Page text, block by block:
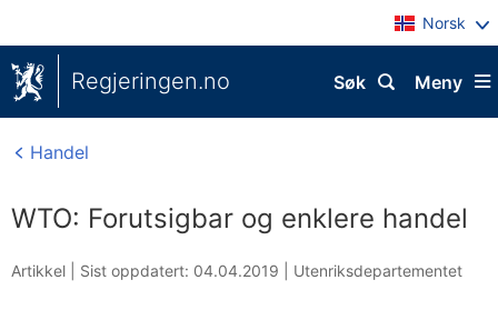
Norsk
Regjeringen.no Meny
Søk
Handel
WTO: Forutsigbar og enklere handel
Artikkel | Sist oppdatert: 04.04.2019 Utenriksdepartementet